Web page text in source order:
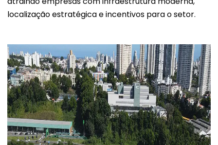
localização estratégica e incentivos para o setor.